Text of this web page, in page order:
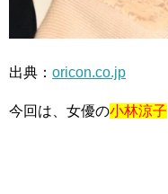
出典： oricon.co.jp
今回は、女優の小林涼子